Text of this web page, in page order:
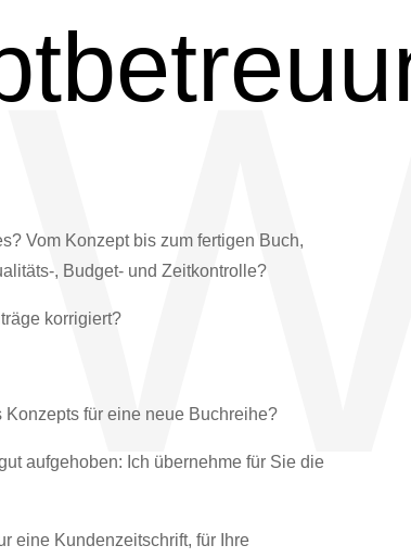
Vom Konzept bis zum fertigen Buch,
, Budget- und Zeitkontrolle?
korrigiert?
für eine neue Buchreihe?
aufgehoben: Ich übernehme für Sie die
eine Kundenzeitschrift, für Ihre